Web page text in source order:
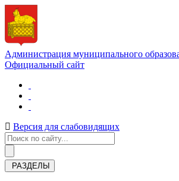
Администрация муниципального
Официальный сайт
Версия для слабовидящих
РАЗДЕЛЫ